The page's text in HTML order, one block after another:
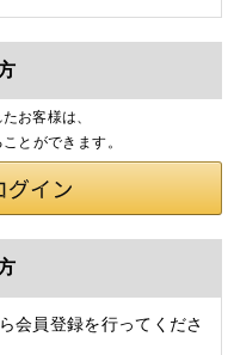
お客様は、
とができます。
会員登録を行ってくださ